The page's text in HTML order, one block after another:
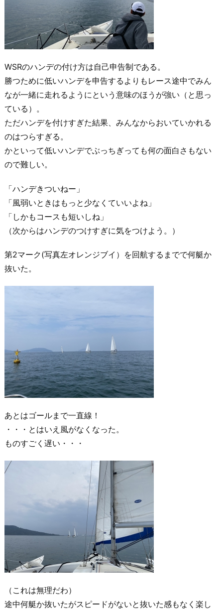
WSRのハンデの付け方は自己申告制である。
勝つために低いハンデを申告するよりもレース途中でみん
なが一緒に走れるようにという意味のほうが強い（と思っ
ている）。
ただハンデを付けすぎた結果、みんなからおいていかれる
のはつらすぎる。
かといって低いハンデでぶっちぎっても何の面白さもない
ので難しい。
「ハンデきついねー」
「風弱いときはもっと少なくていいよね」
「しかもコースも短いしね」
（次からはハンデのつけすぎに気をつけよう。）
第2マーク(写真左オレンジブイ）を回航するまでで何艇か
抜いた。
あとはゴールまで一直線！
・・・とはいえ風がなくなった。
ものすごく遅い・・・
（これは無理だわ）
途中何艇か抜いたがスピードがないと抜いた感もなく楽し